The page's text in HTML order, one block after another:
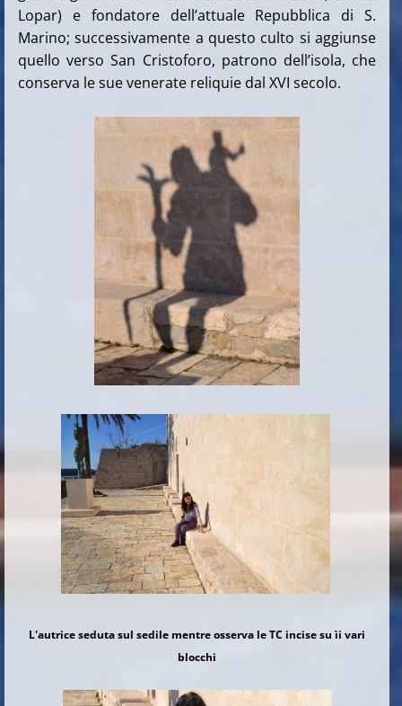
Lopar) e fondatore dell’attuale Repubblica di S.
Marino; successivamente a questo culto si aggiunse
quello verso San Cristoforo, patrono dell’isola, che
conserva le sue venerate reliquie dal XVI secolo.
L'autrice seduta sul sedile mentre osserva le TC incise su ìi vari
blocchi